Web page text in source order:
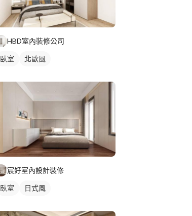
HBD室內裝修公司
臥室 北歐風
宸好室內設計裝修
臥室 日式風